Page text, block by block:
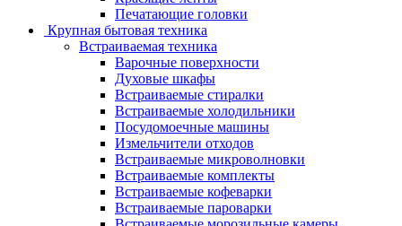
Печатающие головки
Крупная бытовая техника
Встраиваемая техника
Варочные поверхности
Духовые шкафы
Встраиваемые стиралки
Встраиваемые холодильники
Посудомоечные машины
Измельчители отходов
Встраиваемые микроволновки
Встраиваемые комплекты
Встраиваемые кофеварки
Встраиваемые пароварки